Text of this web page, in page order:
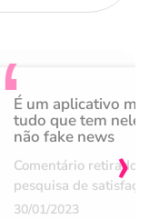
É um aplicativo
tudo que tem nele
não fake news
Comentário retirado
pesquisa de
30/01/2023
›